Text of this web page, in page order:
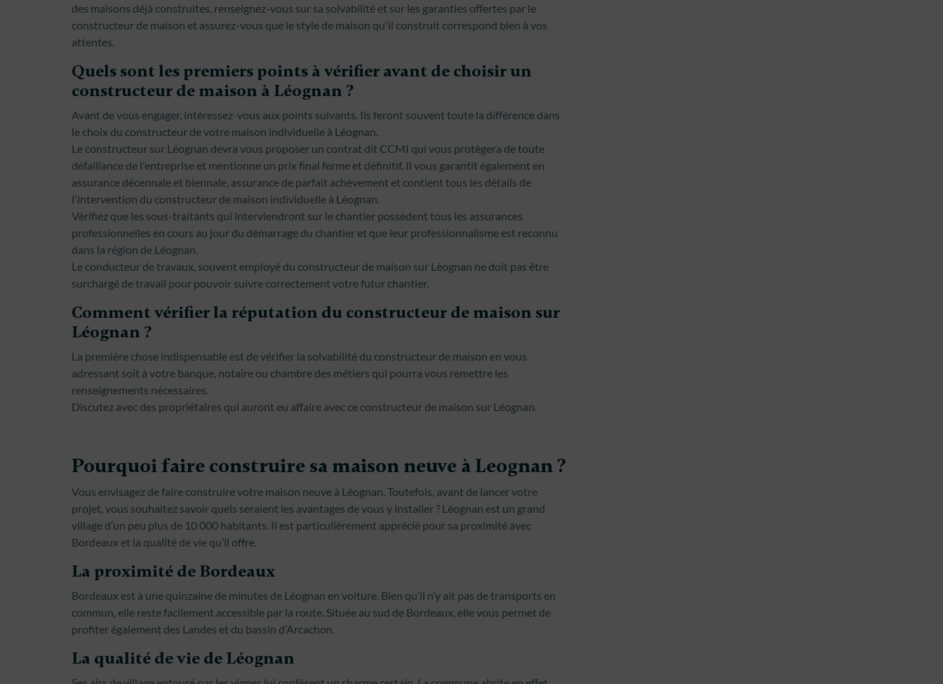
des maisons déjà construites, renseignez-vous sur sa solvabilité et sur les garanties offertes par le
constructeur de maison et assurez-vous que le style de maison qu'il construit correspond bien à vos
attentes.
Quels sont les premiers points à vérifier avant de choisir un
constructeur de maison à Léognan ?
Avant de vous engager, intéressez-vous aux points suivants. Ils feront souvent toute la différence dans
le choix du constructeur de votre maison individuelle à Léognan.
Le constructeur sur Léognan devra vous proposer un contrat dit CCMI qui vous protègera de toute
défaillance de l'entreprise et mentionne un prix final ferme et définitif. Il vous garantit également en
assurance décennale et biennale, assurance de parfait achèvement et contient tous les détails de
l'intervention du constructeur de maison individuelle à Léognan.
Vérifiez que les sous-traitants qui interviendront sur le chantier possèdent tous les assurances
professionnelles en cours au jour du démarrage du chantier et que leur professionnalisme est reconnu
dans la région de Léognan.
Le conducteur de travaux, souvent employé du constructeur de maison sur Léognan ne doit pas être
surchargé de travail pour pouvoir suivre correctement votre futur chantier.
Comment vérifier la réputation du constructeur de maison sur
Léognan ?
La première chose indispensable est de vérifier la solvabilité du constructeur de maison en vous
adressant soit à votre banque, notaire ou chambre des métiers qui pourra vous remettre les
renseignements nécessaires.
Discutez avec des propriétaires qui auront eu affaire avec ce constructeur de maison sur Léognan.
Pourquoi faire construire sa maison neuve à Leognan ?
Vous envisagez de faire construire votre maison neuve à Léognan. Toutefois, avant de lancer votre
projet, vous souhaitez savoir quels seraient les avantages de vous y installer ? Léognan est un grand
village d’un peu plus de 10 000 habitants. Il est particulièrement apprécié pour sa proximité avec
Bordeaux et la qualité de vie qu’il offre.
La proximité de Bordeaux
Bordeaux est à une quinzaine de minutes de Léognan en voiture. Bien qu’il n’y ait pas de transports en
commun, elle reste facilement accessible par la route. Située au sud de Bordeaux, elle vous permet de
profiter également des Landes et du bassin d’Arcachon.
La qualité de vie de Léognan